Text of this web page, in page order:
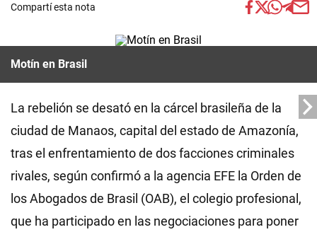
Compartí esta nota
Motín en Brasil
La rebelión se desató en la cárcel brasileña de la
ciudad de Manaos, capital del estado de Amazonía,
tras el enfrentamiento de dos facciones criminales
rivales, según confirmó a la agencia EFE la Orden de
los Abogados de Brasil (OAB), el colegio profesional,
que ha participado en las negociaciones para poner